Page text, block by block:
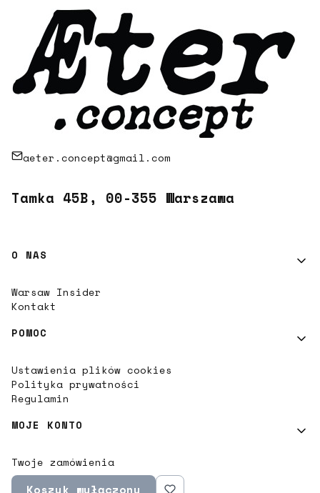
aeter.concept@gmail.com
Tamka 45B, 00-355 Warszawa
Linki w stopce
O NAS
Warsaw Insider
Kontakt
POMOC
Ustawienia plików cookies
Polityka prywatności
Regulamin
MOJE KONTO
Twoje zamówienia
Ustawienia konta
Koszyk wyłączony